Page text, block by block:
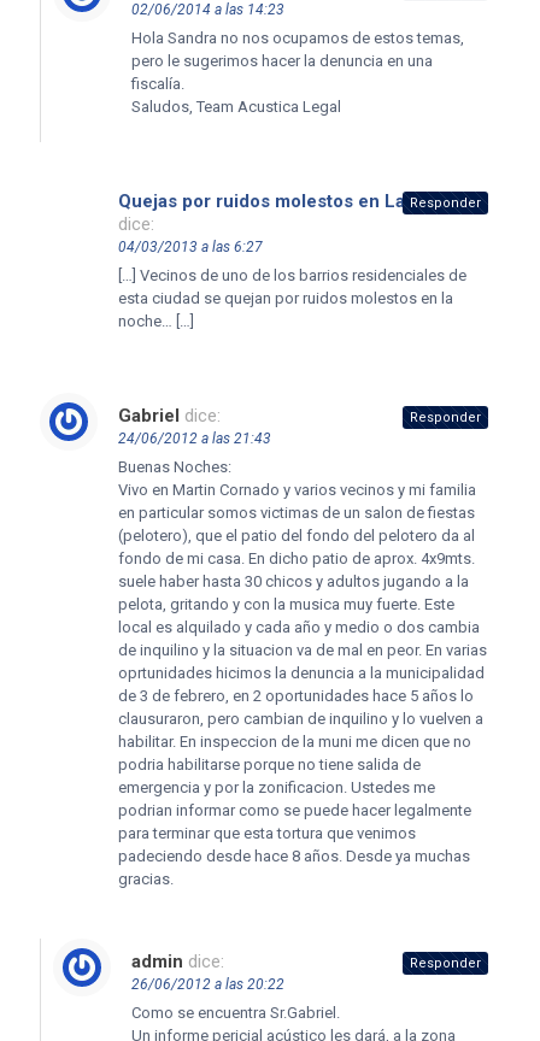
02/06/2014 a las 14:23
Hola Sandra no nos ocupamos de estos temas,
pero le sugerimos hacer la denuncia en una
fiscalía.
Saludos, Team Acustica Legal
Quejas por ruidos molestos en La Pampa
dice:
04/03/2013 a las 6:27
[…] Vecinos de uno de los barrios residenciales de
esta ciudad se quejan por ruidos molestos en la
noche… […]
Responder
Gabriel dice:
24/06/2012 a las 21:43
Buenas Noches:
Vivo en Martin Cornado y varios vecinos y mi familia
en particular somos victimas de un salon de fiestas
(pelotero), que el patio del fondo del pelotero da al
fondo de mi casa. En dicho patio de aprox. 4x9mts.
suele haber hasta 30 chicos y adultos jugando a la
pelota, gritando y con la musica muy fuerte. Este
local es alquilado y cada año y medio o dos cambia
de inquilino y la situacion va de mal en peor. En varias
oprtunidades hicimos la denuncia a la municipalidad
de 3 de febrero, en 2 oportunidades hace 5 años lo
clausuraron, pero cambian de inquilino y lo vuelven a
habilitar. En inspeccion de la muni me dicen que no
podria habilitarse porque no tiene salida de
emergencia y por la zonificacion. Ustedes me
podrian informar como se puede hacer legalmente
para terminar que esta tortura que venimos
padeciendo desde hace 8 años. Desde ya muchas
gracias.
Responder
admin dice:
26/06/2012 a las 20:22
Como se encuentra Sr.Gabriel.
Un informe pericial acústico les dará, a la zona
Responder